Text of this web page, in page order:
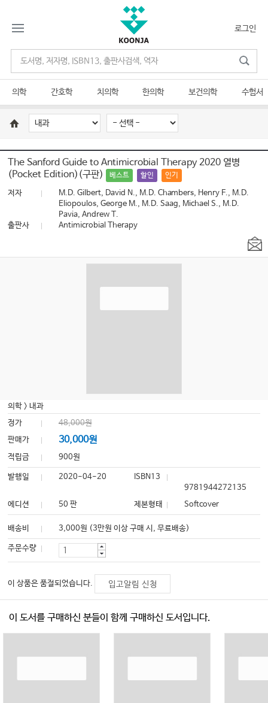
로그인
의학 간호학 치의학 한의학 보건의학 수험서
The Sanford Guide to Antimicrobial Therapy 2020 열병
(Pocket Edition)(구판)
베스트 할인 인기
저자
M.D. Gilbert, David N., M.D. Chambers, Henry F., M.D.
Eliopoulos, George M., M.D. Saag, Michael S., M.D.
Pavia, Andrew T.
출판사
Antimicrobial Therapy
의학 >내과
정가
48,000원
판매가
30,000원
적립금 900원
발행일 2020-04-20
ISBN13
9781944272135
에디션
50 판 제본형태 Softcover
배송비 3,000원 (3만원 이상 구매 시, 무료배송)
주문수량
이 상품은 품절되었습니다. 입고알림 신청
이 도서를 구매하신 분들이 함께 구매하신 도서입니다.